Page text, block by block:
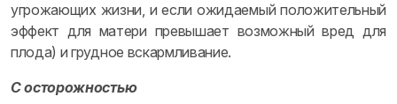
угрожающих жизни, и если ожидаемый положительный
эффект для матери превышает возможный вред для
плода) и грудное вскармливание.
С осторожностью